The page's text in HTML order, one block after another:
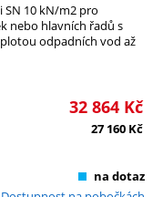
10 kN/m2 pro
nebo hlavních řadů s
odpadních vod až
32 864 Kč
27 160 Kč
na dotaz